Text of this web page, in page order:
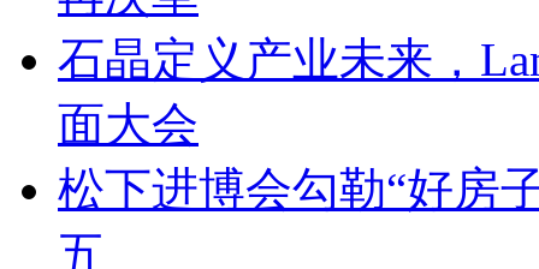
石晶定义产业未来，
面大会
松下进博会勾勒“好房
五